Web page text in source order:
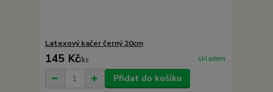
Latexový kačer černý 20cm
145 Kč/ks skladem
Přidat do košíku